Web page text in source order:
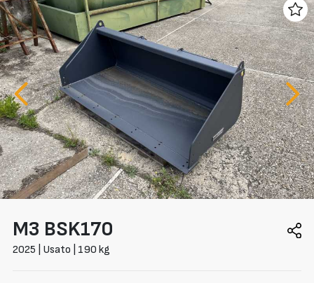
M3 BSK170
2025 | Usato | 190 kg